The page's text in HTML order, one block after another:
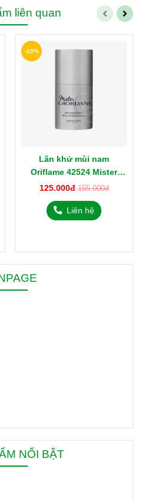
liên quan
Lăn khử mùi nam
Oriflame 42524 Mister
Giordani 50ml
125.000đ 155.000đ
-19%
Liên hệ
NỔI BẬT